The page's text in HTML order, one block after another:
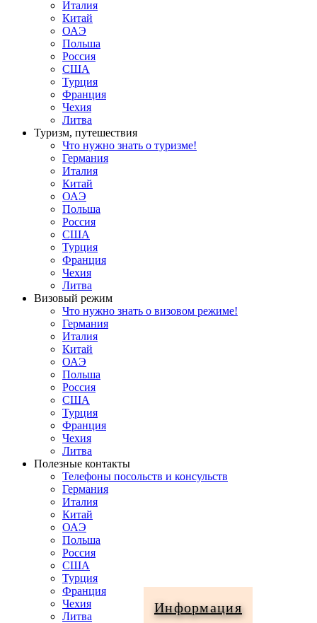
Италия
Китай
ОАЭ
Польша
Россия
США
Турция
Франция
Чехия
Литва
Туризм, путешествия
Что нужно знать о туризме!
Германия
Италия
Китай
ОАЭ
Польша
Россия
США
Турция
Франция
Чехия
Литва
Визовый режим
Что нужно знать о визовом режиме!
Германия
Италия
Китай
ОАЭ
Польша
Россия
США
Турция
Франция
Чехия
Литва
Полезные контакты
Телефоны посольств и консульств
Германия
Италия
Китай
ОАЭ
Польша
Россия
США
Турция
Франция
Чехия
Литва
Информация